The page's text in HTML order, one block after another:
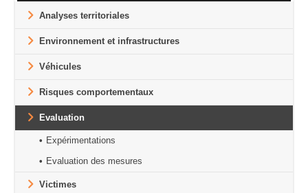
Analyses territoriales
Environnement et infrastructures
Véhicules
Risques comportementaux
Evaluation
Expérimentations
Evaluation des mesures
Victimes